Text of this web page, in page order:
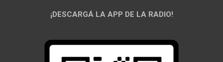
¡DESCARGÁ LA APP DE LA RADIO!